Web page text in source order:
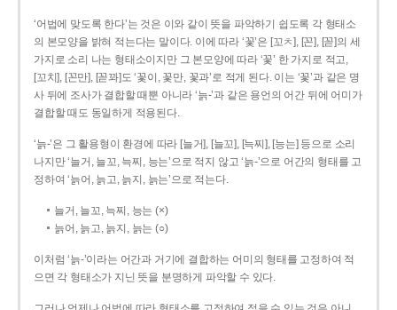
‘어법에 맞도록 한다’는 것은 이와 같이 뜻을 파악하기 쉽도록 각 형태소
의 본모양을 밝혀 적는다는 말이다. 이에 따라 ‘꽃’은 [꼬ㅊ], [꼰], [꼳]의 세
가지로 소리 나는 형태소이지만 그 본모양에 따라 ‘꽃’ 한 가지로 적고,
[꼬치], [꼰만], [꼳꽈]도 ‘꽃이, 꽃만, 꽃과’로 적게 된다. 이는 ‘꽃’과 같은 명
사 뒤에 조사가 결합할 때뿐 아니라 ‘늙-’과 같은 용언의 어간 뒤에 어미가
결합할 때도 동일하게 적용된다.
‘늙-’은 그 활용형이 환경에 따라 [늘거], [늘꼬], [늑찌], [능는] 등으로 소리
나지만 ‘늘거, 늘꼬, 늑찌, 능는’으로 적지 않고 ‘늙-’으로 어간의 형태를 고
정하여 ‘늙어, 늙고, 늙지, 늙는’으로 적는다.
늘거, 늘꼬, 늑찌, 능는 (×)
늙어, 늙고, 늙지, 늙는 (○)
이처럼 ‘늙-­’이라는 어간과 거기에 결합하는 어미의 형태를 고정하여 적
으면 각 형태소가 지닌 뜻을 분명하게 파악할 수 있다.